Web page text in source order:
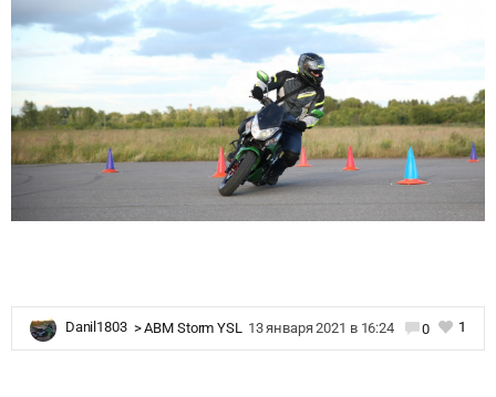
Danil1803 >ABM Storm YSL 13 января 2021 в 16:24 0 1